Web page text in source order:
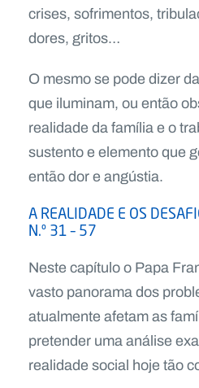
crises, sofrimentos,
dores, gritos…
O mesmo se pode dizer
que iluminam, ou então
realidade da família e o
sustento e elemento que
então dor e angústia.
A REALIDADE E OS
N.º 31 – 57
Neste capítulo o Papa
vasto panorama dos
atualmente afetam as
pretender uma análise
realidade social hoje tão